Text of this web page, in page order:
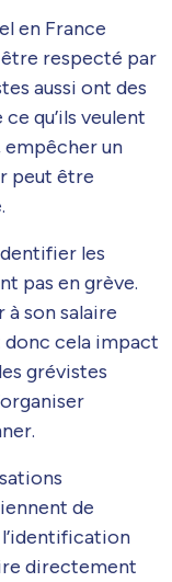
en France
être respecté par
aussi ont des
qu’ils veulent
empêcher un
peut être
les
pas en grève.
son salaire
donc cela impact
grévistes
de
directement